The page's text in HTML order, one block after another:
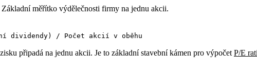
měřítko výdělečnosti firmy na jednu akcii.
dividendy) / Počet akcií v oběhu
připadá na jednu akcii. Je to základní stavební kámen pro výpočet P/E